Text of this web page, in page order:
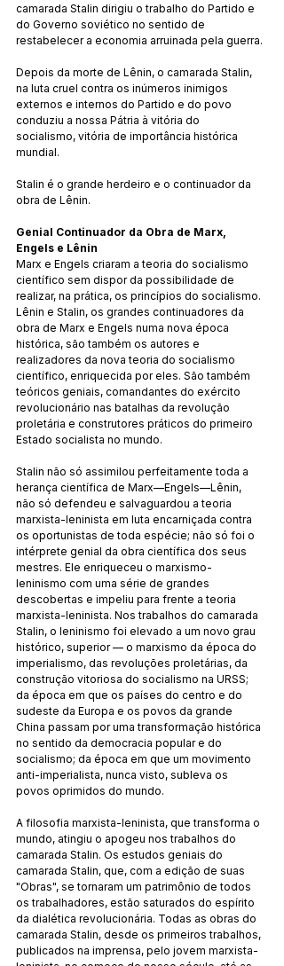
camarada Stalin dirigiu o trabalho do Partido e
do Governo soviético no sentido de
restabelecer a economia arruinada pela guerra.
Depois da morte de Lênin, o camarada Stalin,
na luta cruel contra os inúmeros inimigos
externos e internos do Partido e do povo
conduziu a nossa Pátria à vitória do
socialismo, vitória de importância histórica
mundial.
Stalin é o grande herdeiro e o continuador da
obra de Lênin.
Genial Continuador da Obra de Marx,
Engels e Lênin
Marx e Engels criaram a teoria do socialismo
científico sem dispor da possibilidade de
realizar, na prática, os princípios do socialismo.
Lênin e Stalin, os grandes continuadores da
obra de Marx e Engels numa nova época
histórica, são também os autores e
realizadores da nova teoria do socialismo
científico, enriquecida por eles. São também
teóricos geniais, comandantes do exército
revolucionário nas batalhas da revolução
proletária e construtores práticos do primeiro
Estado socialista no mundo.
Stalin não só assimilou perfeitamente toda a
herança científica de Marx—Engels—Lênin,
não só defendeu e salvaguardou a teoria
marxista-leninista em luta encarniçada contra
os oportunistas de toda espécie; não só foi o
intérprete genial da obra científica dos seus
mestres. Ele enriqueceu o marxismo-
leninismo com uma série de grandes
descobertas e impeliu para frente a teoria
marxista-leninista. Nos trabalhos do camarada
Stalin, o leninismo foi elevado a um novo grau
histórico, superior — o marxismo da época do
imperialismo, das revoluções proletárias, da
construção vitoriosa do socialismo na URSS;
da época em que os países do centro e do
sudeste da Europa e os povos da grande
China passam por uma transformação histórica
no sentido da democracia popular e do
socialismo; da época em que um movimento
anti-imperialista, nunca visto, subleva os
povos oprimidos do mundo.
A filosofia marxista-leninista, que transforma o
mundo, atingiu o apogeu nos trabalhos do
camarada Stalin. Os estudos geniais do
camarada Stalin, que, com a edição de suas
"Obras", se tornaram um patrimônio de todos
os trabalhadores, estão saturados do espírito
da dialética revolucionária. Todas as obras do
camarada Stalin, desde os primeiros trabalhos,
publicados na imprensa, pelo jovem marxista-